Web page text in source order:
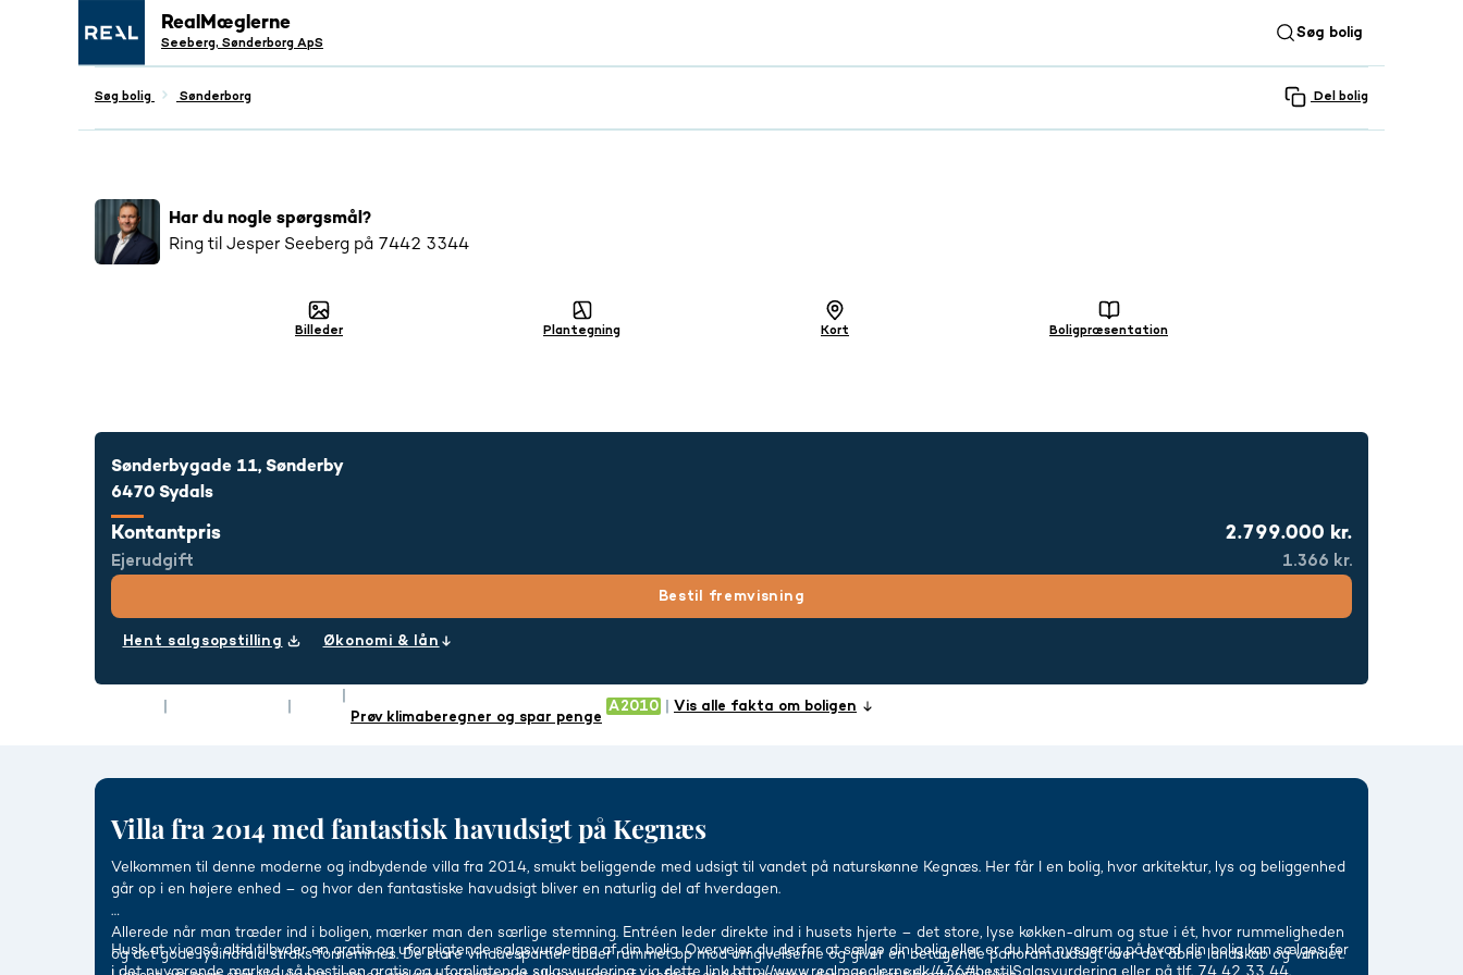
RealMæglerne
Seeberg, Sønderborg ApS
Søg bolig
Søg bolig Sønderborg Del bolig
Populær 2151har interageret med denne bolig
Har du nogle spørgsmål?
Ring til Jesper Seeberg på 7442 3344
Billeder Plantegning Kort Boligpræsentation
Sønderbygade 11, Sønderby
6470 Sydals
Kontantpris 2.799.000 kr.
Ejerudgift 1.366 kr.
Bestil fremvisning
Hent salgsopstilling Økonomi & lån
Prøv klimaberegner og spar penge
Vis alle fakta om boligen
Villa fra 2014 med fantastisk havudsigt på Kegnæs
Velkommen til denne moderne og indbydende villa fra 2014, smukt beliggende med udsigt til vandet på naturskønne Kegnæs. Her får I en bolig, hvor arkitektur, lys og beliggenhed
går op i en højere enhed – og hvor den fantastiske havudsigt bliver en naturlig del af hverdagen.
Allerede når man træder ind i boligen, mærker man den særlige stemning. Entréen leder direkte ind i husets hjerte – det store, lyse køkken-alrum og stue i ét, hvor rummeligheden
og det gode lysindfald straks fornemmes. De store vinduespartier åbner rummet op mod omgivelserne og giver en betagende panoramaudsigt over det åbne landskab og vandet.
Husk at vi også altid tilbyder en gratis og uforpligtende salgsvurdering af din bolig. Overvejer du derfor at sælge din bolig eller er du blot nysgerrig på hvad din bolig kan sælges for
i det nuværende marked, så bestil en gratis og uforpligtende salgsvurdering via dette link http://www.realmaeglerne.dk/436#bestilSalgsvurdering eller på tlf. 74 42 33 44.